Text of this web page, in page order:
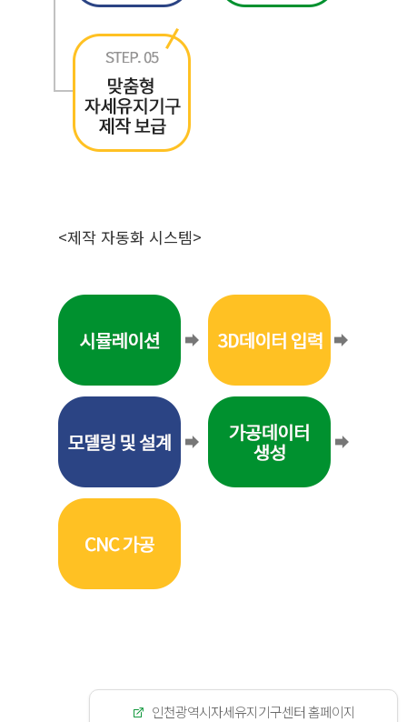
<제작 자동화 시스템>
인천광역시자세유지기구센터 홈페이지